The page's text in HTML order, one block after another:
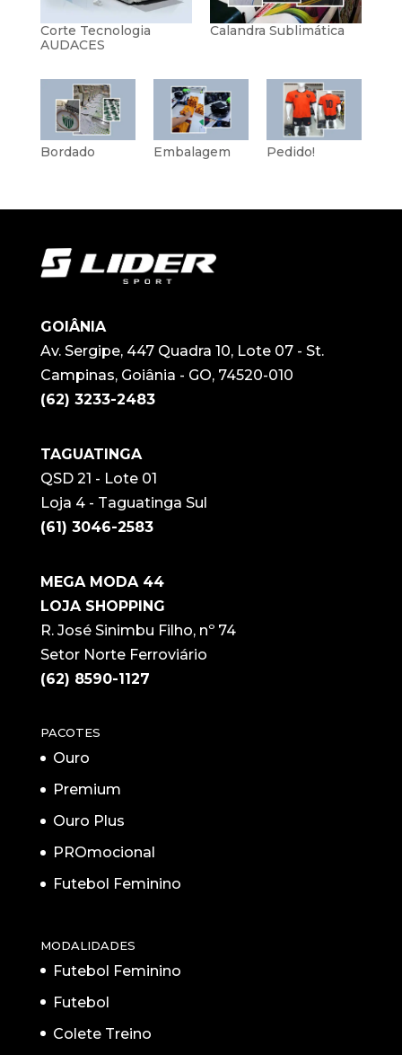
Corte Tecnologia
AUDACES
Calandra Sublimática
Bordado Embalagem Pedido!
GOIÂNIA
Av. Sergipe, 447 Quadra 10, Lote 07 - St.
Campinas, Goiânia - GO, 74520-010
(62) 3233-2483
TAGUATINGA
QSD 21 - Lote 01
Loja 4 - Taguatinga Sul
(61) 3046-2583
MEGA MODA 44
LOJA SHOPPING
R. José Sinimbu Filho, nº 74
Setor Norte Ferroviário
(62) 8590-1127
PACOTES
Ouro
Premium
Ouro Plus
PROmocional
Futebol Feminino
MODALIDADES
Futebol Feminino
Futebol
Colete Treino